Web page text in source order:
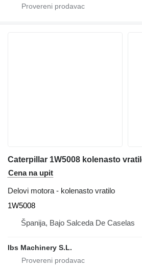
Cena na upit
Delovi motora - kolenasto vratilo
1W5008
Španija, Bajo Salceda De Caselas
Ibs Machinery S.L.